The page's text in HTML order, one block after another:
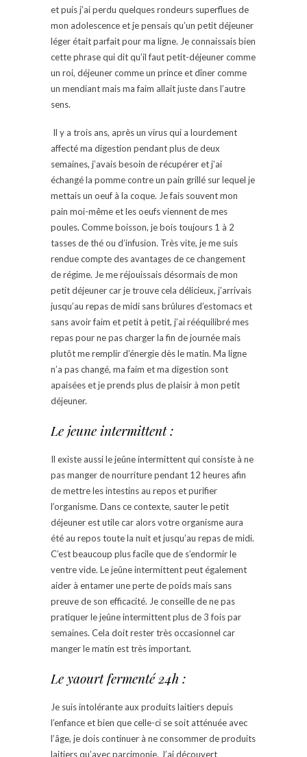
et puis j’ai perdu quelques rondeurs superflues de
mon adolescence et je pensais qu’un petit déjeuner
léger était parfait pour ma ligne. Je connaissais bien
cette phrase qui dit qu’il faut petit-déjeuner comme
un roi, déjeuner comme un prince et dîner comme
un mendiant mais ma faim allait juste dans l’autre
sens.
Il y a trois ans, après un virus qui a lourdement
affecté ma digestion pendant plus de deux
semaines, j’avais besoin de récupérer et j’ai
échangé la pomme contre un pain grillé sur lequel je
mettais un oeuf à la coque. Je fais souvent mon
pain moi-même et les oeufs viennent de mes
poules. Comme boisson, je bois toujours 1 à 2
tasses de thé ou d’infusion. Très vite, je me suis
rendue compte des avantages de ce changement
de régime. Je me réjouissais désormais de mon
petit déjeuner car je trouve cela délicieux, j’arrivais
jusqu’au repas de midi sans brûlures d’estomacs et
sans avoir faim et petit à petit, j’ai rééquilibré mes
repas pour ne pas charger la fin de journée mais
plutôt me remplir d’énergie dès le matin. Ma ligne
n’a pas changé, ma faim et ma digestion sont
apaisées et je prends plus de plaisir à mon petit
déjeuner.
Le jeune intermittent :
Il existe aussi le jeûne intermittent qui consiste à ne
pas manger de nourriture pendant 12 heures afin
de mettre les intestins au repos et purifier
l’organisme. Dans ce contexte, sauter le petit
déjeuner est utile car alors votre organisme aura
été au repos toute la nuit et jusqu’au repas de midi.
C’est beaucoup plus facile que de s’endormir le
ventre vide. Le jeûne intermittent peut également
aider à entamer une perte de poids mais sans
preuve de son efficacité. Je conseille de ne pas
pratiquer le jeûne intermittent plus de 3 fois par
semaines. Cela doit rester très occasionnel car
manger le matin est très important.
Le yaourt fermenté 24h :
Je suis intolérante aux produits laitiers depuis
l’enfance et bien que celle-ci se soit atténuée avec
l’âge, je dois continuer à ne consommer de produits
laitiers qu’avec parcimonie. J’ai découvert